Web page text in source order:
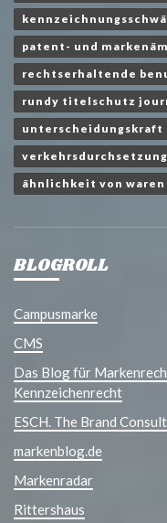
patent- und
rechtserhaltende
rundy titelschutz
unterscheidungskraft
verkehrsdurchsetzung
ähnlichkeit von
BLOGROLL
Campusmarke
CMS
Das Blog für
Kennzeichenrecht
ESCH. The Brand
markenblog.de
Markenradar
Rittershaus